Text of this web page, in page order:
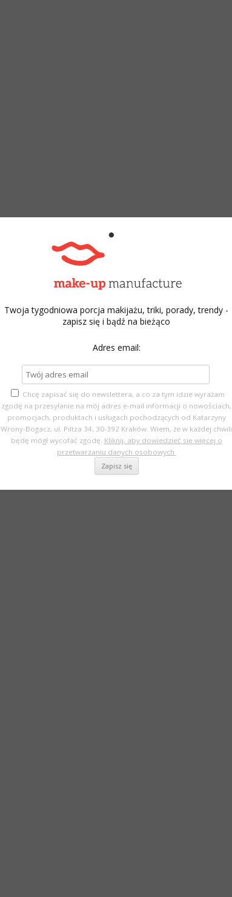
Twoja tygodniowa porcja makijażu, triki, porady, trendy -
zapisz się i bądź na bieżąco
Adres email:
Chcę zapisać się do newslettera, a co za tym idzie wyrażam
zgodę na przesyłanie na mój adres e-mail informacji o nowościach,
promocjach, produktach i usługach pochodzących od Katarzyny
Wrony-Bogacz, ul. Piltza 34, 30-392 Kraków. Wiem, że w każdej chwili
będę mógł wycofać zgodę. Kliknij, aby dowiedzieć się więcej o
przetwarzaniu danych osobowych.